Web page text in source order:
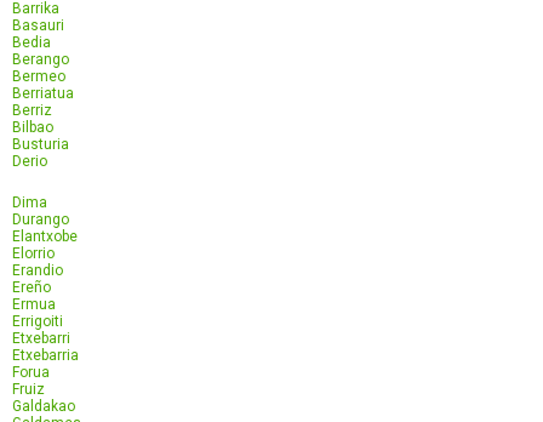
Barrika
Basauri
Bedia
Berango
Bermeo
Berriatua
Berriz
Bilbao
Busturia
Derio
Dima
Durango
Elantxobe
Elorrio
Erandio
Ereño
Ermua
Errigoiti
Etxebarri
Etxebarria
Forua
Fruiz
Galdakao